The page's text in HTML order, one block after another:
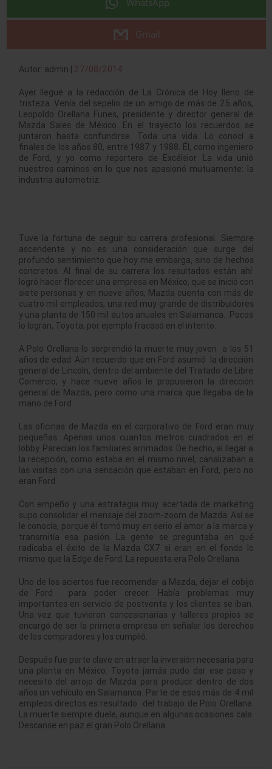
WhatsApp
Gmail
Autor: admin | 27/08/2014
Ayer llegué a la redacción de La Crónica de Hoy lleno de
tristeza. Venía del sepelio de un amigo de más de 25 años,
Leopoldo Orellana Funes, presidente y director general de
Mazda Sales de México. En el trayecto los recuerdos se
juntaron hasta confundirse. Toda una vida. Lo conocí a
finales de los años 80, entre 1987 y 1988. Él, como ingeniero
de Ford, y yo como reportero de Excélsior. La vida unió
nuestros caminos en lo que nos apasionó mutuamente: la
industria automotriz.
Tuve la fortuna de seguir su carrera profesional. Siempre
ascendente y no es una consideración que surge del
profundo sentimiento que hoy me embarga, sino de hechos
concretos. Al final de su carrera los resultados están ahí:
logró hacer florecer una empresa en México, que se inició con
siete personas y en nueve años, Mazda cuenta con más de
cuatro mil empleados, una red muy grande de distribuidores
y una planta de 150 mil autos anuales en Salamanca. Pocos
lo logran, Toyota, por ejemplo fracasó en el intento.
A Polo Orellana lo sorprendió la muerte muy joven a los 51
años de edad. Aún recuerdo que en Ford asumió la dirección
general de Lincoln, dentro del ambiente del Tratado de Libre
Comercio, y hace nueve años le propusieron la dirección
general de Mazda, pero como una marca que llegaba de la
mano de Ford.
Las oficinas de Mazda en el corporativo de Ford eran muy
pequeñas. Apenas unos cuantos metros cuadrados en el
lobby. Parecían los familiares arrimados. De hecho, al llegar a
la recepción, como estaba en el mismo nivel, canalizaban a
las visitas con una sensación que estaban en Ford, pero no
eran Ford.
Con empeño y una estrategia muy acertada de marketing
supo consolidar el mensaje del zoom-zoom de Mazda. Así se
le conocía, porque él tomó muy en serio el amor a la marca y
transmitía esa pasión. La gente se preguntaba en qué
radicaba el éxito de la Mazda CX7 si eran en el fondo lo
mismo que la Edge de Ford. La repuesta era Polo Orellana.
Uno de los aciertos fue recomendar a Mazda, dejar el cobijo
de Ford para poder crecer. Había problemas muy
importantes en servicio de postventa y los clientes se iban.
Una vez que tuvieron concesionarias y talleres propios se
encargó de ser la primera empresa en señalar los derechos
de los compradores y los cumplió.
Después fue parte clave en atraer la inversión necesaria para
una planta en México. Toyota jamás pudo dar ese paso y
necesitó del arrojo de Mazda para producir dentro de dos
años un vehículo en Salamanca. Parte de esos más de 4 mil
empleos directos es resultado del trabajo de Polo Orellana.
La muerte siempre duele, aunque en algunas ocasiones cala.
Descanse en paz el gran Polo Orellana.